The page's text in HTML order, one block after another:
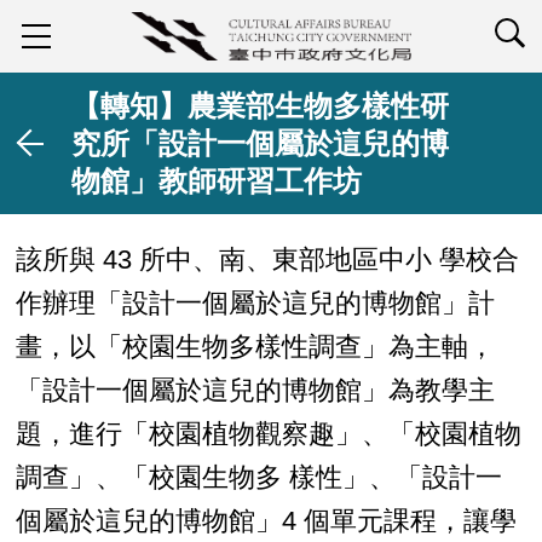
【轉知】農業部生物多樣性研
究所「設計一個屬於這兒的博
物館」教師研習工作坊
該所與 43 所中、南、東部地區中小 學校合
作辦理「設計一個屬於這兒的博物館」計
畫，以「校園生物多樣性調查」為主軸，
「設計一個屬於這兒的博物館」為教學主
題，進行「校園植物觀察趣」、「校園植物
調查」、「校園生物多 樣性」、「設計一
個屬於這兒的博物館」4 個單元課程，讓學